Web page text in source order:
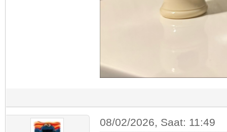
08/02/2026, Saat: 11:49